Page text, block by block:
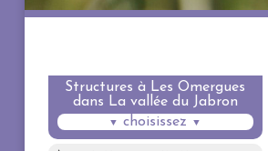
Structures à Les Omergues
dans La vallée du Jabron
▼ choisissez ▼